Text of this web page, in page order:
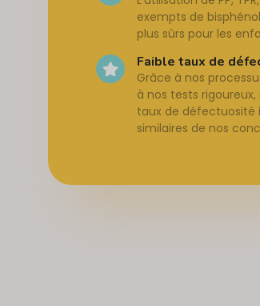
L'utilisation de PP,
exempts de
plus sûrs pour les
Faible taux de
Grâce à nos
à nos tests
taux de défectuosité
similaires de nos